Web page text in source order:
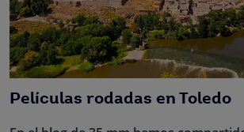
Películas rodadas en Toledo